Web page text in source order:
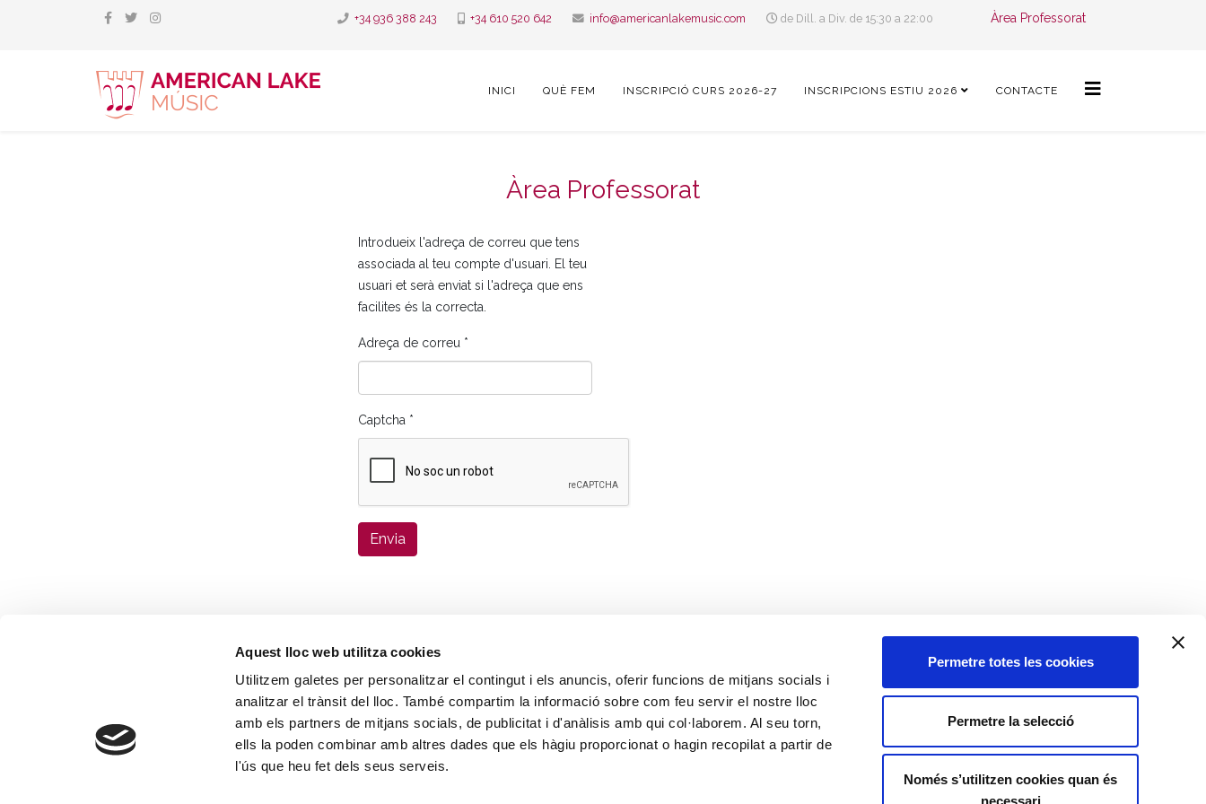
Aquest lloc web utilitza cookies
Utilitzem galetes per personalitzar el contingut i els anuncis, oferir funcions de mitjans socials i
analitzar el trànsit del lloc. També compartim la informació sobre com feu servir el nostre lloc
amb els partners de mitjans socials, de publicitat i d'anàlisis amb qui col·laborem. Al seu torn,
ells la poden combinar amb altres dades que els hàgiu proporcionat o hagin recopilat a partir de
l'ús que heu fet dels seus serveis.
Permetre totes les cookies
Permetre la selecció
Només s’utilitzen cookies quan és
necessari
+34 936 388 243 +34 610 520 642 info@americanlakemusic.com de Dill. a Div. de 15:30 a 22:00 Àrea Professorat
INICI QUÈ FEM INSCRIPCIÓ CURS 2026-27 INSCRIPCIONS ESTIU 2026 CONTACTE
Àrea Professorat
Introdueix l'adreça de correu que tens
associada al teu compte d'usuari. El teu
usuari et serà enviat si l'adreça que ens
facilites és la correcta.
Adreça de correu *
Captcha *
Envia
© 2026 American Lake Músic | Carrer Castelldefels, 11 - 08850 Gavà | Telf.: 93 638 82 43 |Avís Legal | Mapa Web